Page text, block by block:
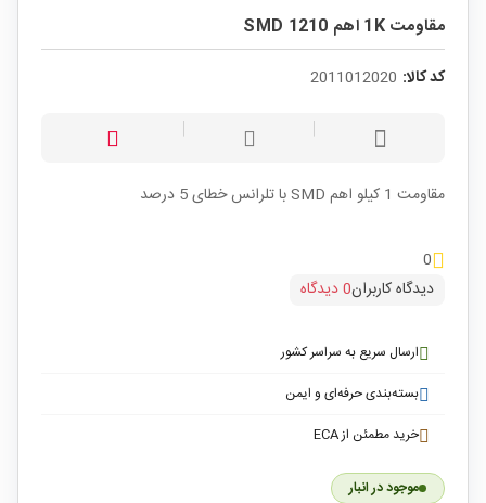
مقاومت 1K اهم SMD 1210
کد کالا: 2011012020
مقاومت 1 کیلو اهم SMD با تلرانس خطای 5 درصد
0
دیدگاه کاربران0 دیدگاه
ارسال سریع به سراسر کشور
بسته‌بندی حرفه‌ای و ایمن
خرید مطمئن از ECA
موجود در انبار